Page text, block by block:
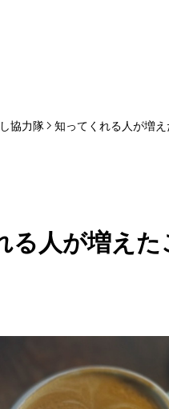
協力隊 知ってくれる人が増
る人が増え